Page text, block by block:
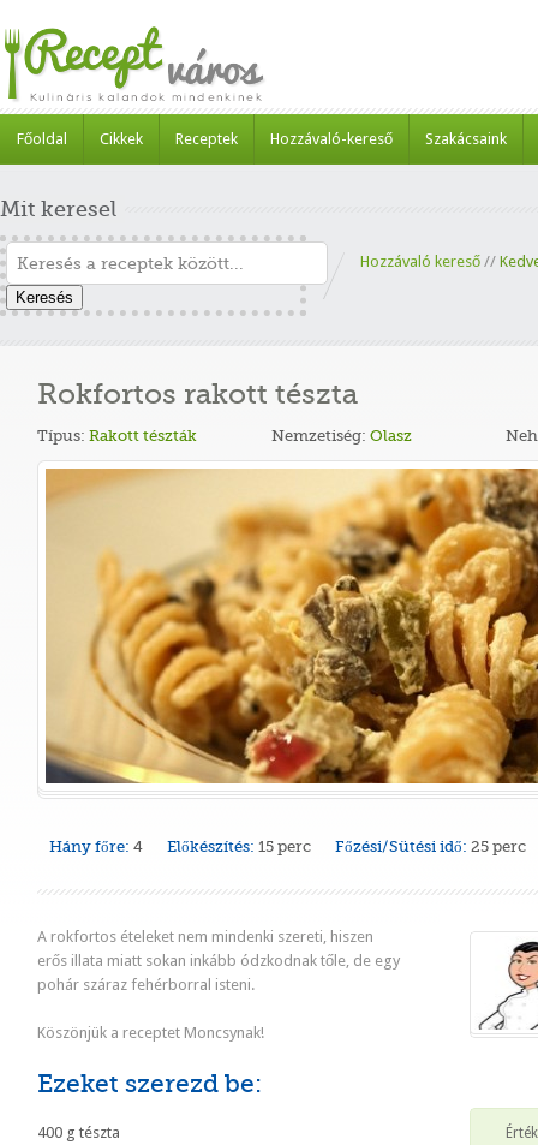
Főoldal Cikkek Receptek Hozzávaló-kereső Szakácsaink
Mit keresel
Keresés
Hozzávaló kereső //
Rokfortos rakott tészta
Típus: Rakott tészták Nemzetiség: Olasz
Hány főre: 4 Előkészítés: 15 perc Főzési/Sütési idő: 25 perc
A rokfortos ételeket nem mindenki szereti, hiszen
erős illata miatt sokan inkább ódzkodnak tőle, de egy
pohár száraz fehérborral isteni.
Köszönjük a receptet Moncsynak!
Ezeket szerezd be:
400 g tészta